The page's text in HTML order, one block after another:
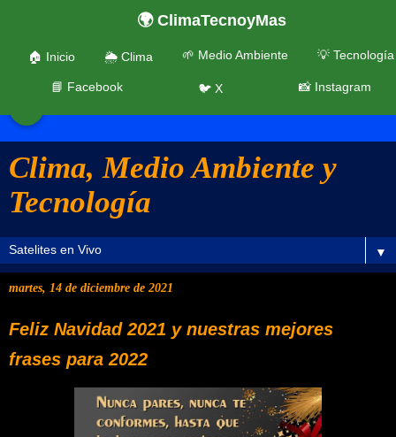
Clima, Medio Ambiente y
Tecnología
🌍 ClimaTecnoyMas
🏠 Inicio 🌦️ Clima 🌱 Medio Ambiente 💡 Tecnología
📘 Facebook 🐦 X 📸 Instagram
▼
martes, 14 de diciembre de 2021
Feliz Navidad 2021 y nuestras mejores
frases para 2022